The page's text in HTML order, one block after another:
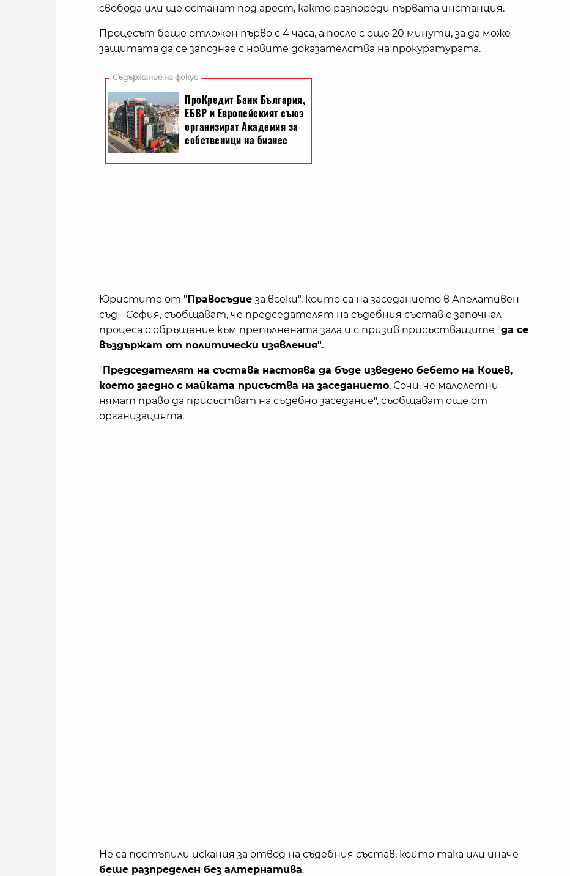
свобода или ще останат под арест, както разпореди първата инстанция.
Процесът беше отложен първо с 4 часа, а после с още 20 минути, за да може
защитата да се запознае с новите доказателства на прокуратурата.
Юристите от "Правосъдие за всеки", които са на заседанието в Апелативен
съд - София, съобщават, че председателят на съдебния състав е започнал
процеса с обръщение към препълнената зала и с призив присъстващите "да се
въздържат от политически изявления".
"Председателят на състава настоява да бъде изведено бебето на Коцев,
което заедно с майката присъства на заседанието. Сочи, че малолетни
нямат право да присъстват на съдебно заседание", съобщават още от
организацията.
Не са постъпили искания за отвод на съдебния състав, който така или иначе
беше разпределен без алтернатива.